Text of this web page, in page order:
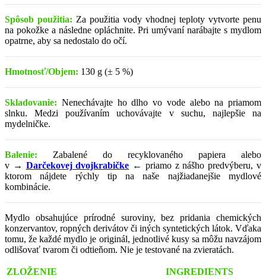
Spôsob použitia: Za použitia vody vhodnej teploty vytvorte penu
na pokožke a následne opláchnite. Pri umývaní narábajte s mydlom
opatrne, aby sa nedostalo do očí.
Hmotnosť/Objem: 130 g (± 5 %)
Skladovanie: Nenechávajte ho dlho vo vode alebo na priamom
slnku. Medzi používaním uchovávajte v suchu, najlepšie na
mydelničke.
Balenie: Zabalené do recyklovaného papiera alebo
v → Darčekovej dvojkrabičke ← priamo z nášho predvýberu, v
ktorom nájdete rýchly tip na naše najžiadanejšie mydlové
kombinácie.
Mydlo obsahujúce prírodné suroviny, bez pridania chemických
konzervantov, ropných derivátov či iných syntetických látok. Vďaka
tomu, že každé mydlo je originál, jednotlivé kusy sa môžu navzájom
odlišovať tvarom či odtieňom. Nie je testované na zvieratách.
ZLOŽENIE INGREDIENTS